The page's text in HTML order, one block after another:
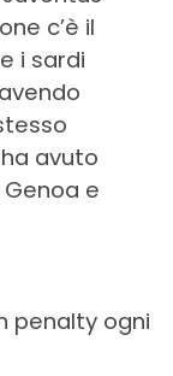
c’è il
i sardi
avuto
Genoa e
penalty ogni